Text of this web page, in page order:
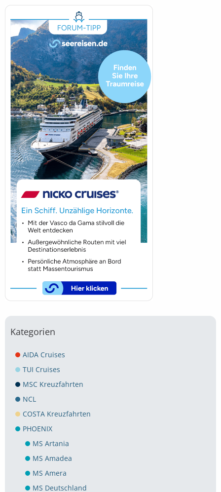
Kategorien
AIDA Cruises
TUI Cruises
MSC Kreuzfahrten
NCL
COSTA Kreuzfahrten
PHOENIX
MS Artania
MS Amadea
MS Amera
MS Deutschland